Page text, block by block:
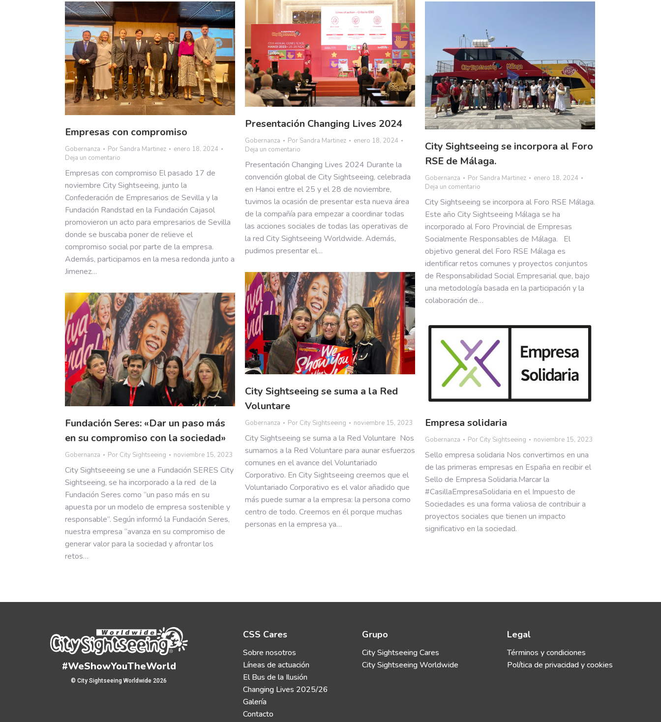
Presentación Changing Lives 2024
Gobernanza Por Sandra Martinez
enero 18, 2024
Deja un comentario
Presentación Changing Lives 2024 Durante la
convención global de City Sightseeing, celebrada
en Hanoi entre el 25 y el 28 de noviembre,
tuvimos la ocasión de presentar esta nueva área
de la compañía para empezar a coordinar todas
las acciones sociales de todas las operativas de
la red City Sightseeing Worldwide. Además,
pudimos presentar el…
Empresas con compromiso
Gobernanza Por Sandra Martinez
enero 18, 2024
Deja un comentario
Empresas con compromiso El pasado 17 de
noviembre City Sightseeing, junto la
Confederación de Empresarios de Sevilla y la
Fundación Randstad en la Fundación Cajasol
promovieron un acto para empresarios de Sevilla
donde se buscaba poner de relieve el
compromiso social por parte de la empresa.
Además, participamos en la mesa redonda junto a
Jimenez…
City Sightseeing se incorpora al Foro
RSE de Málaga.
Gobernanza Por Sandra Martinez
enero 18, 2024
Deja un comentario
City Sightseeing se incorpora al Foro RSE Málaga.
Este año City Sightseeing Málaga se ha
incorporado al Foro Provincial de Empresas
Socialmente Responsables de Málaga. El
objetivo general del Foro RSE Málaga es
identificar retos comunes y proyectos conjuntos
de Responsabilidad Social Empresarial que, bajo
una metodología basada en la participación y la
colaboración de…
City Sightseeing se suma a la Red
Voluntare
Gobernanza Por City Sightseeing noviembre 15, 2023
City Sightseeing se suma a la Red Voluntare Nos
sumamos a la Red Voluntare para aunar esfuerzos
comunes en el avance del Voluntariado
Corporativo. En City Sightseeing creemos que el
Voluntariado Corporativo es el valor añadido que
más puede sumar a la empresa: la persona como
centro de todo. Creemos en él porque muchas
personas en la empresa ya…
Fundación Seres: «Dar un paso más
en su compromiso con la sociedad»
Gobernanza Por City Sightseeing noviembre 15, 2023
City Sightseeeing se une a Fundación SERES City
Sightseeing, se ha incorporado a la red de la
Fundación Seres como “un paso más en su
apuesta por un modelo de empresa sostenible y
responsable”. Según informó la Fundación Seres,
nuestra empresa “avanza en su compromiso de
generar valor para la sociedad y afrontar los
retos…
Empresa solidaria
Gobernanza Por City Sightseeing noviembre 15, 2023
Sello empresa solidaria Nos convertimos en una
de las primeras empresas en España en recibir el
Sello de Empresa Solidaria.Marcar la
#CasillaEmpresaSolidaria en el Impuesto de
Sociedades es una forma valiosa de contribuir a
proyectos sociales que tienen un impacto
significativo en la sociedad.
#WeShowYouTheWorld
© City Sightseeing Worldwide 2026
CSS Cares
Sobre nosotros
Líneas de actuación
El Bus de la Ilusión
Changing Lives 2025/26
Galería
Contacto
Grupo
City Sightseeing Cares
City Sightseeing Worldwide
Legal
Términos y condiciones
Política de privacidad y cookies